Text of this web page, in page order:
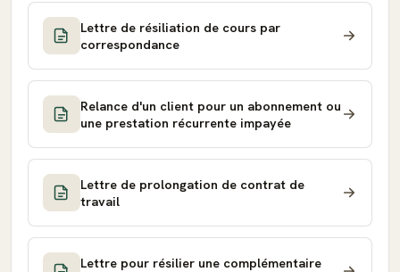
Lettre de résiliation de cours par
correspondance
Relance d'un client pour un abonnement ou
une prestation récurrente impayée
Lettre de prolongation de contrat de
travail
Lettre pour résilier une complémentaire